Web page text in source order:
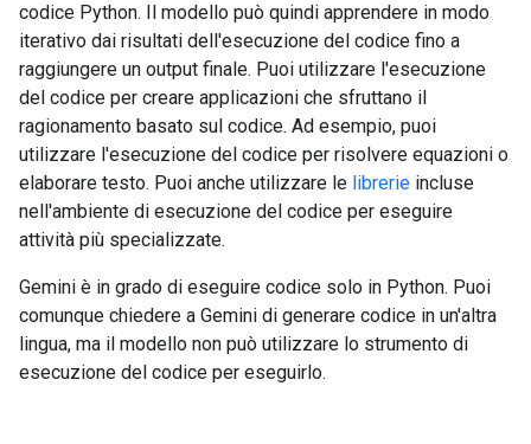
codice Python. Il modello può quindi apprendere in modo
iterativo dai risultati dell'esecuzione del codice fino a
raggiungere un output finale. Puoi utilizzare l'esecuzione
del codice per creare applicazioni che sfruttano il
ragionamento basato sul codice. Ad esempio, puoi
utilizzare l'esecuzione del codice per risolvere equazioni o
elaborare testo. Puoi anche utilizzare le librerie incluse
nell'ambiente di esecuzione del codice per eseguire
attività più specializzate.
Gemini è in grado di eseguire codice solo in Python. Puoi
comunque chiedere a Gemini di generare codice in un'altra
lingua, ma il modello non può utilizzare lo strumento di
esecuzione del codice per eseguirlo.